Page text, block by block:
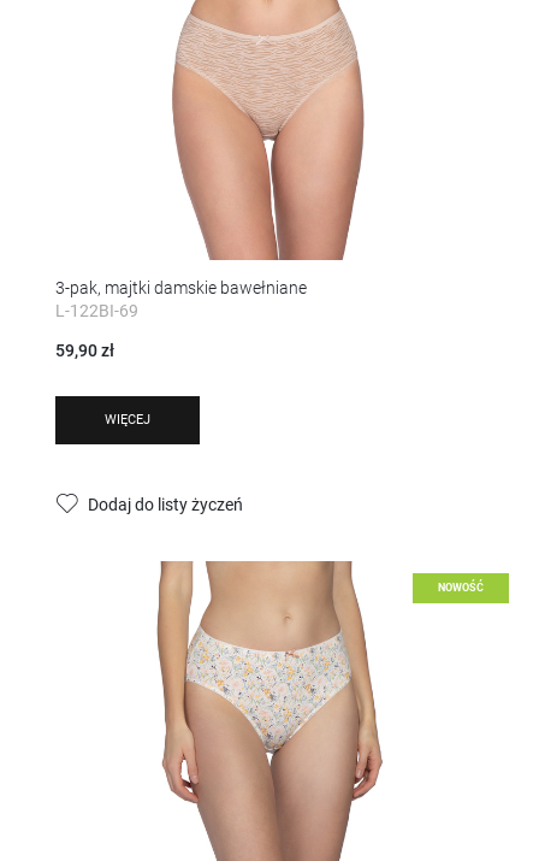
3-pak, majtki damskie bawełniane
L-122BI-69
59,90 zł
WIĘCEJ
Dodaj do listy życzeń
NOWOŚĆ